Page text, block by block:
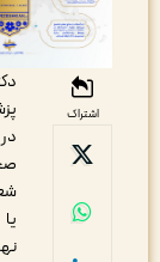
دکتر
پزشکیان
در
شعر و
یا آیه و
نهج‌البلاغه